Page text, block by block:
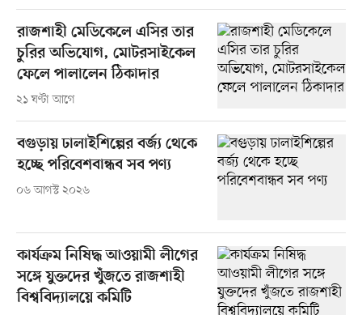
রাজশাহী মেডিকেলে এসির তার
চুরির অভিযোগ, মোটরসাইকেল
ফেলে পালালেন ঠিকাদার
২১ ঘণ্টা আগে
বগুড়ায় ঢালাইশিল্পের বর্জ্য থেকে
হচ্ছে পরিবেশবান্ধব সব পণ্য
০৬ আগস্ট ২০২৬
কার্যক্রম নিষিদ্ধ আওয়ামী লীগের
সঙ্গে যুক্তদের খুঁজতে রাজশাহী
বিশ্ববিদ্যালয়ে কমিটি